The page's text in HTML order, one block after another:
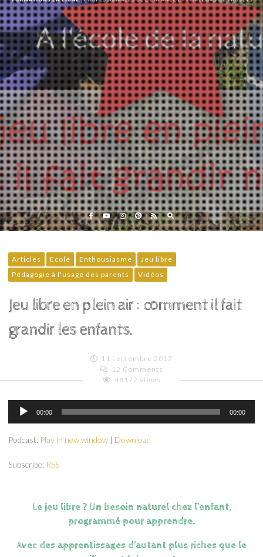
Eveil et Nature
Outils et Formations en ligne pour explorer la nature
avec les enfants
Articles Ecole Enthousiasme
Jeu libre
Pédagogie à l'usage des parents
Vidéos
Jeu libre en plein air : comment il fait
grandir les enfants.
11 septembre 2017
Emilie
12 Comments
48172 views
Lecteur
audio
00:00 00:00
Podcast: Play in new window | Download
Subscribe: RSS
Le jeu libre ? Un besoin naturel chez l’enfant,
programmé pour apprendre.
Avec des apprentissages d’autant plus riches que le